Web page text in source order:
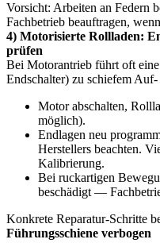
Vorsicht: Arbeiten an Federn
Fachbetrieb beauftragen,
4) Motorisierte Rollladen:
prüfen
Bei Motorantrieb führt oft
Endschalter) zu schiefem
Motor abschalten,
möglich).
Endlagen neu
Herstellers beachten.
Kalibrierung.
Bei ruckartigen
beschädigt —
Konkrete Reparatur-Schritte
Führungsschiene verbogen